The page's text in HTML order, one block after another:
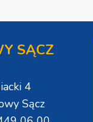
SĄCZ
4
Sącz